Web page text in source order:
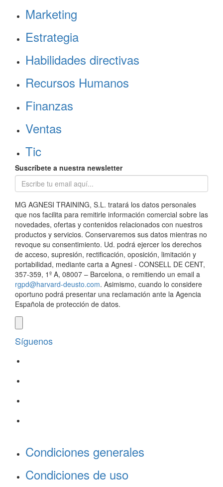
Marketing
Estrategia
Habilidades directivas
Recursos Humanos
Finanzas
Ventas
Tic
Suscríbete a nuestra newsletter
MG AGNESI TRAINING, S.L. tratará los datos personales
que nos facilita para remitirle información comercial sobre las
novedades, ofertas y contenidos relacionados con nuestros
productos y servicios. Conservaremos sus datos mientras no
revoque su consentimiento. Ud. podrá ejercer los derechos
de acceso, supresión, rectificación, oposición, limitación y
portabilidad, mediante carta a Agnesi - CONSELL DE CENT,
357-359, 1º A, 08007 – Barcelona, o remitiendo un email a
rgpd@harvard-deusto.com. Asimismo, cuando lo considere
oportuno podrá presentar una reclamación ante la Agencia
Española de protección de datos.
Síguenos
Condiciones generales
Condiciones de uso